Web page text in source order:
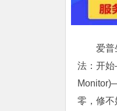
爱
法：开
零，修不